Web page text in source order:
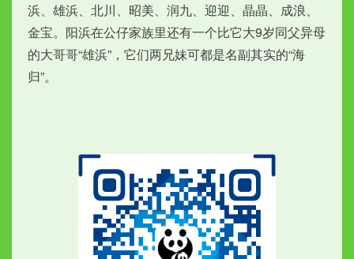
浜、雄浜、北川、昭美、润九、迎迎、晶晶、成浪、
金宝。阳浜在公仔家族里还有一个比它大9岁同父异母
的大哥哥“雄浜”，它们两兄妹可都是名副其实的“海
归”。